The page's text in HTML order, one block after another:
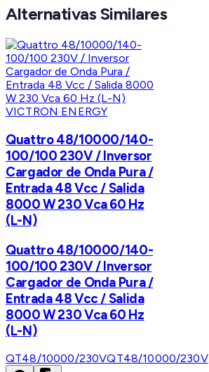
Alternativas Similares
VICTRON ENERGY
Quattro 48/10000/140-
100/100 230V / Inversor
Cargador de Onda Pura /
Entrada 48 Vcc / Salida
8000 W 230 Vca 60 Hz
(L-N)
Quattro 48/10000/140-
100/100 230V / Inversor
Cargador de Onda Pura /
Entrada 48 Vcc / Salida
8000 W 230 Vca 60 Hz
(L-N)
QT48/10000/230VQT48/10000/230V